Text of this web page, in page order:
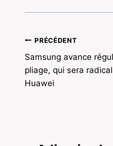
Navigation
de
l’article
PRÉCÉDENT
Samsung avance
pliage, qui sera
Huawei